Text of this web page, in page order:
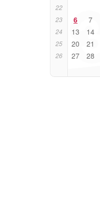
22
23 6 7
24 13 14
25 20 21
26 27 28